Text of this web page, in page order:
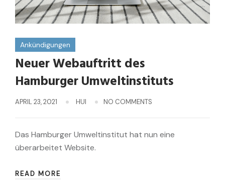
Ankündigungen
Neuer Webauftritt des
Hamburger Umweltinstituts
APRIL 23, 2021 HUI NO COMMENTS
Das Hamburger Umweltinstitut hat nun eine
überarbeitet Website.
READ MORE